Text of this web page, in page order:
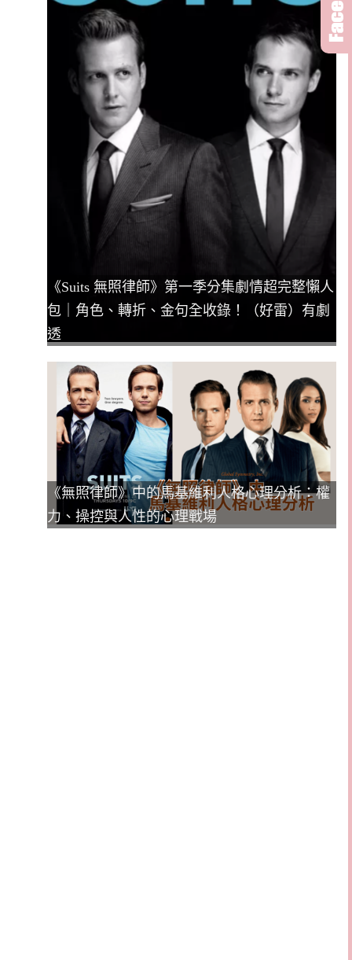
《Suits 無照律師》第一季分集劇情超完整懶人
包｜角色、轉折、金句全收錄！（好雷）有劇
透
《無照律師》中的馬基維利人格心理分析：權
力、操控與人性的心理戰場